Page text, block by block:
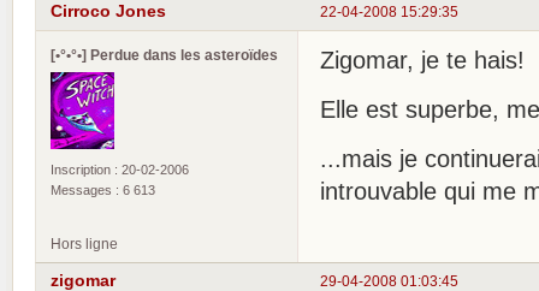
22-04-2008 15:29:35
Cirroco Jones
[•°•°•] Perdue dans les asteroïdes
Inscription : 20-02-2006
Messages : 6 613
Zigomar, je te hais!
Elle est superbe,
...mais je
introuvable qui me
Hors ligne
29-04-2008 01:03:45
zigomar